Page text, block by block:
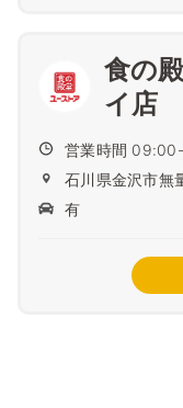
食の
イ店
営業時間
石川県金沢市無
有